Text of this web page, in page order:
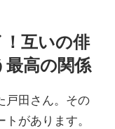
互いの俳
高の関係
戸田さん。その
があります。